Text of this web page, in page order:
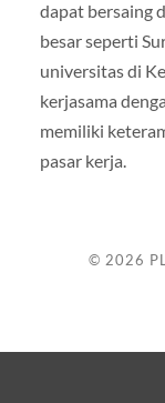
dapat bersaing
besar seperti
universitas di
kerjasama
memiliki
pasar kerja.
© 2026